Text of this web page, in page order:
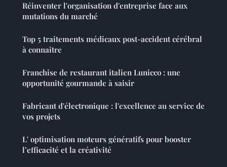
Réinventer l'organisation d'entreprise face aux
mutations du marché
Top 5 traitements médicaux post-accident cérébral
à connaître
Franchise de restaurant italien Lunicco : une
opportunité gourmande à saisir
Fabricant d'électronique : l'excellence au service de
vos projets
L' optimisation moteurs génératifs pour booster
l’efficacité et la créativité